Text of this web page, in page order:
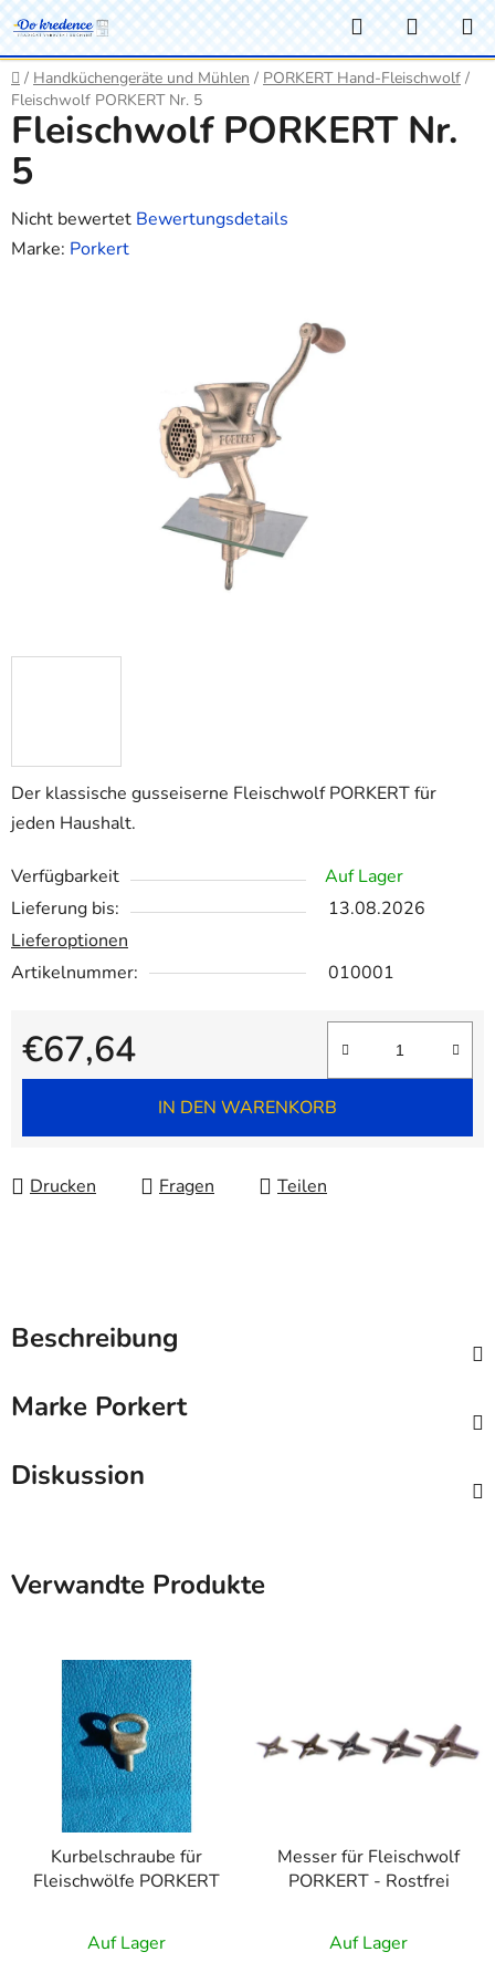
Zum
Inhalt
springen
Suchen
Startseite
/ Handküchengeräte und Mühlen / PORKERT Hand-Fleischwolf /
Fleischwolf PORKERT Nr. 5
Der klassische gusseiserne Fleischwolf PORKERT für
jeden Haushalt.
Verfügbarkeit
Auf Lager
Lieferung bis:
13.08.2026
Lieferoptionen
Artikelnummer:
010001
€67,64
Verkaufspreis:
IN DEN WARENKORB
Drucken Fragen Teilen
Fleischwolf PORKERT Nr.
5
Die
durchschnittliche
Nicht bewertet Bewertungsdetails
Marke: Porkert
Beschreibung
Marke Porkert
Diskussion
Verwandte Produkte
Kurbelschraube für
Fleischwölfe PORKERT
Auf Lager
Messer für Fleischwolf
PORKERT - Rostfrei
Auf Lager